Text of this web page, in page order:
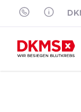
Skip to content